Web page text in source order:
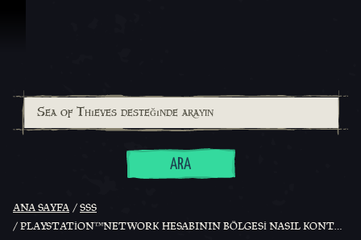
ARA
ANA SAYFA
SSS
PLAYSTATION™NETWORK HESABININ BÖLGESI NASIL KONTROL EDILIR?